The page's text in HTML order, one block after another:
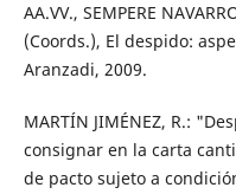
AA.VV., SEMPERE
(Coords.), El despido:
Aranzadi, 2009.
MARTÍN JIMÉNEZ, R.:
consignar en la carta
de pacto sujeto a